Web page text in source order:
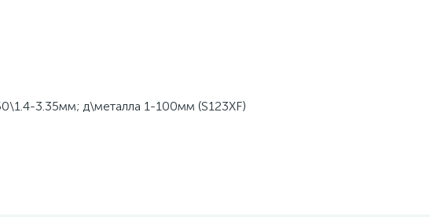
3.35мм; д\металла 1-100мм (S123XF)